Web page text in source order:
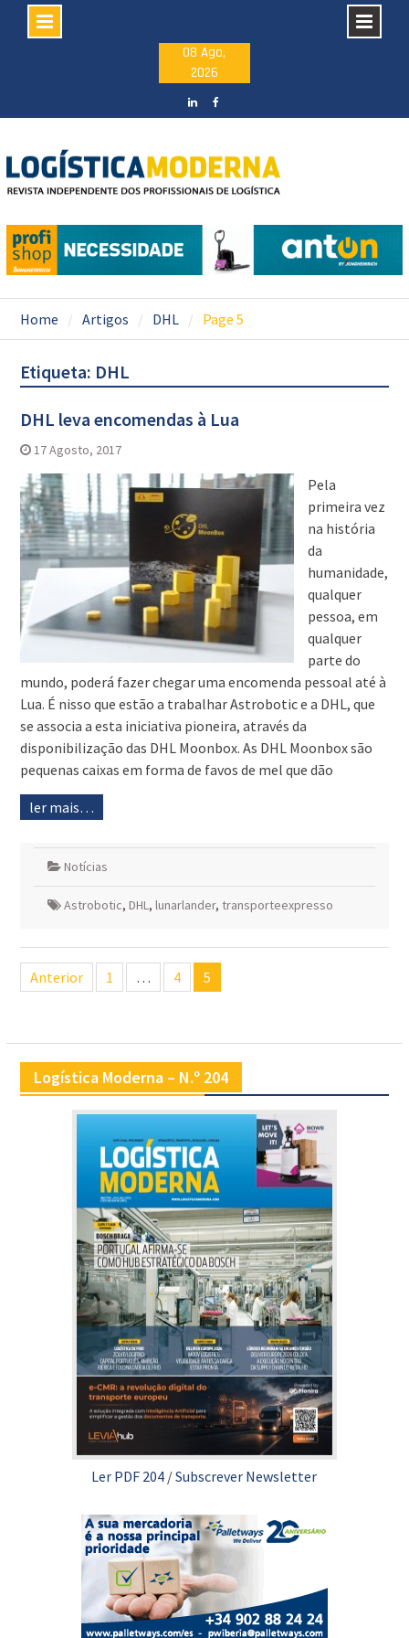
08 Ago,
2026
Home Artigos DHL Page 5
Etiqueta: DHL
DHL leva encomendas à Lua
17 Agosto, 2017
Pela
primeira vez
na história
da
humanidade,
qualquer
pessoa, em
qualquer
parte do
mundo, poderá fazer chegar uma encomenda pessoal até à
Lua. É nisso que estão a trabalhar Astrobotic e a DHL, que
se associa a esta iniciativa pioneira, através da
disponibilização das DHL Moonbox. As DHL Moonbox são
pequenas caixas em forma de favos de mel que dão
ler mais…
Notícias
Astrobotic, DHL, lunarlander, transporteexpresso
Navegação
deAnterior 1 … 4 5
Logística Moderna – N.º 204
Ler PDF 204 /Subscrever Newsletter